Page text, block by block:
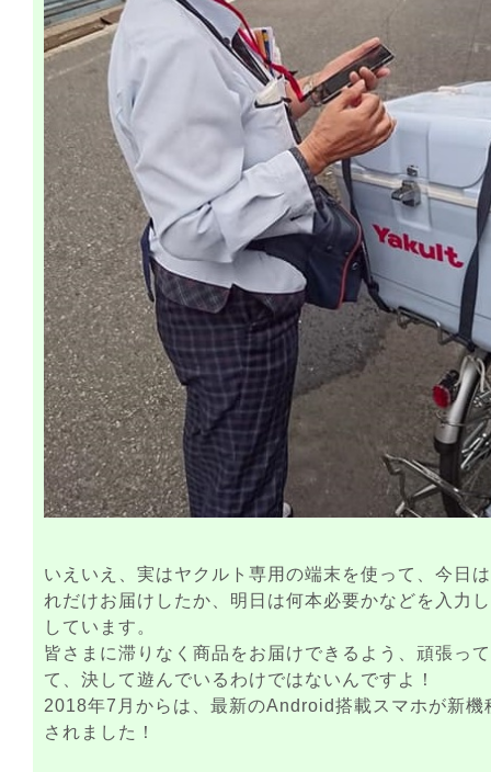
いえいえ、実はヤクルト専用の端末を使って、今日
れだけお届けしたか、明日は何本必要かなどを入力
しています。
皆さまに滞りなく商品をお届けできるよう、頑張っ
て、決して遊んでいるわけではないんですよ！
2018年7月からは、最新のAndroid搭載スマホが新機
されました！